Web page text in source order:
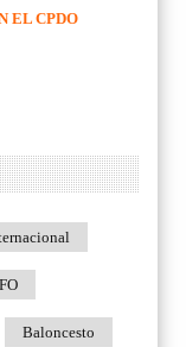
EL CPDO
Baloncesto